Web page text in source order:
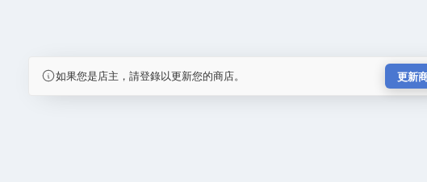
如果您是店主，請登錄以更新您的商店。 更新